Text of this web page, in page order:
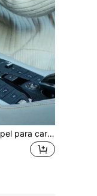
Caixa de lenços de papel para carro 4 peças/1 peça, porta-toalhas de papel redondo compacto para carro, estampa floral, dispensador de lenços de papel para carro fácil de usar